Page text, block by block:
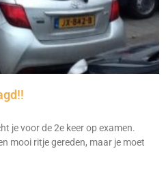
je voor de 2e keer op examen.
mooi ritje gereden, maar je moet